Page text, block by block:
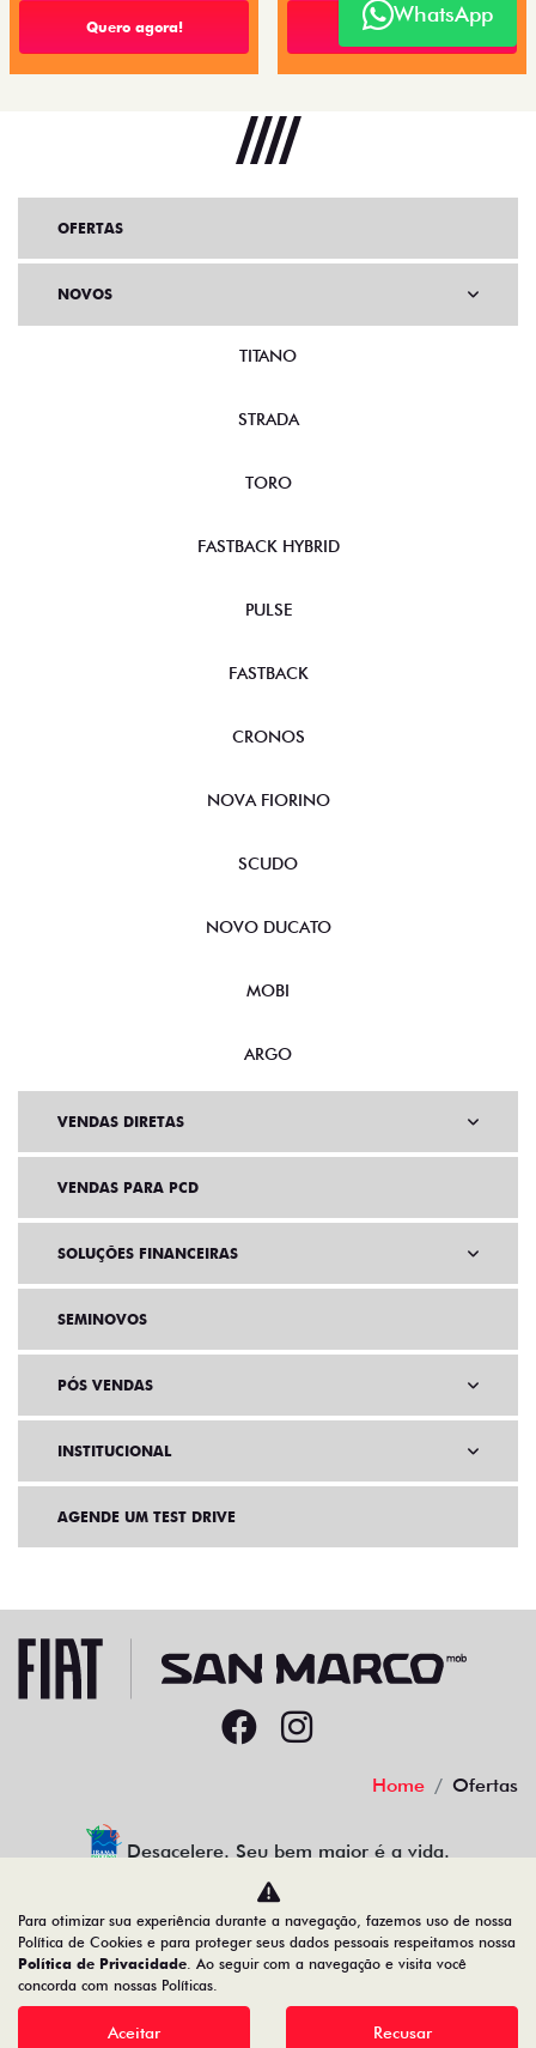
Quero agora! Quero agora!
WhatsApp
OFERTAS
NOVOS
TITANO
STRADA
TORO
FASTBACK HYBRID
PULSE
FASTBACK
CRONOS
NOVA FIORINO
SCUDO
NOVO DUCATO
MOBI
ARGO
VENDAS DIRETAS
VENDAS PARA PCD
SOLUÇÕES FINANCEIRAS
SEMINOVOS
PÓS VENDAS
INSTITUCIONAL
AGENDE UM TEST DRIVE
Home Ofertas
Desacelere. Seu bem maior é a vida.
22.204.101/0001-17
Desenvolvido pela DEALERSPACE ® Direitos Reservados.
Para otimizar sua experiência durante a navegação, fazemos uso de nossa
Política de Cookies e para proteger seus dados pessoais respeitamos nossa
Política de Privacidade. Ao seguir com a navegação e visita você
concorda com nossas Políticas.
Aceitar Recusar